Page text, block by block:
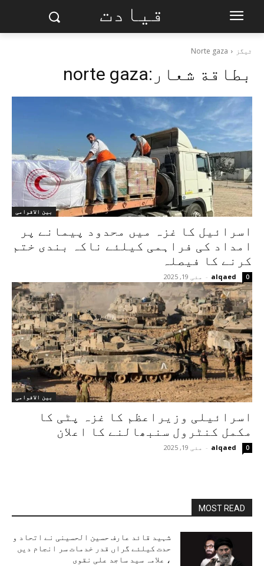
قیادت
ٹیگز Norte gaza
بطاقة شعار:norte gaza
بین الاقوامی
اسرائیل کا غزہ میں محدود پیمانے پر
امداد کی فراہمی کیلئے ناکہ بندی ختم
کرنے کا فیصلہ
alqaed
- مئی 19, 2025 0
بین الاقوامی
اسرائیلی وزیراعظم کا غزہ پٹی کا
مکمل کنٹرول سنبھالنے کا اعلان
alqaed
- مئی 19, 2025 0
MOST READ
شہید قائد عارف حسین الحسینی نے اتحاد و
حدت کیلئے گراں قدر خدمات سر انجام دیں
، علامہ سید ساجد علی نقوی